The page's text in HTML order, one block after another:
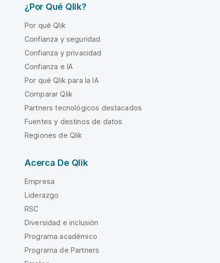
¿Por Qué Qlik?
Por qué Qlik
Confianza y seguridad
Confianza y privacidad
Confianza e IA
Por qué Qlik para la IA
Comparar Qlik
Partners tecnológicos destacados
Fuentes y destinos de datos
Regiones de Qlik
Acerca De Qlik
Empresa
Liderazgo
RSC
Diversidad e inclusión
Programa académico
Programa de Partners